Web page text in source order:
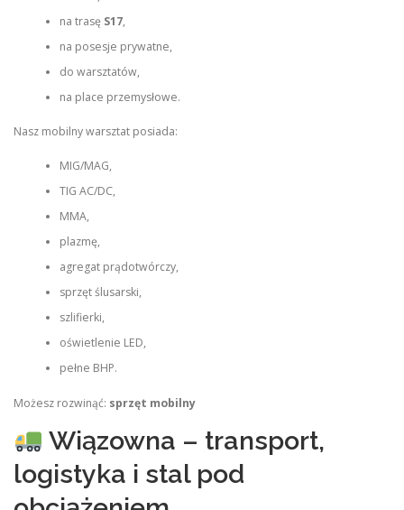
na trasę S17,
na posesje prywatne,
do warsztatów,
na place przemysłowe.
Nasz mobilny warsztat posiada:
MIG/MAG,
TIG AC/DC,
MMA,
plazmę,
agregat prądotwórczy,
sprzęt ślusarski,
szlifierki,
oświetlenie LED,
pełne BHP.
Możesz rozwinąć: sprzęt mobilny
Wiązowna – transport,
logistyka i stal pod